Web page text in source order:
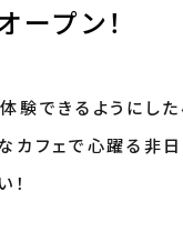
ープン！
験できるようにし
カフェで心躍る非
！